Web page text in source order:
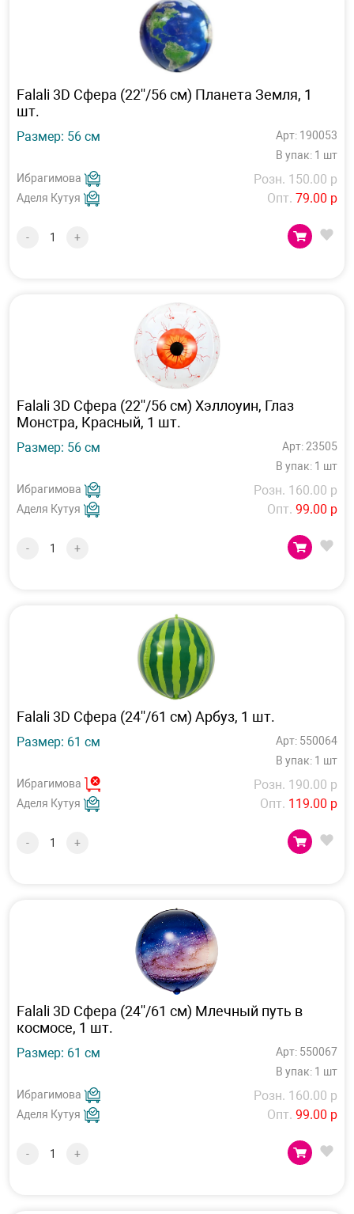
Falali 3D Сфера (22''/56 см) Планета Земля, 1
шт.
Размер: 56 см
Арт: 190053
В упак: 1 шт
Ибрагимова
Аделя Кутуя
Розн. 150.00 р
Опт. 79.00 р
- +
Falali 3D Сфера (22''/56 см) Хэллоуин, Глаз
Монстра, Красный, 1 шт.
Размер: 56 см
Арт: 23505
В упак: 1 шт
Ибрагимова
Аделя Кутуя
Розн. 160.00 р
Опт. 99.00 р
- +
Falali 3D Сфера (24''/61 см) Арбуз, 1 шт.
Размер: 61 см
Арт: 550064
В упак: 1 шт
Ибрагимова
Аделя Кутуя
Розн. 190.00 р
Опт. 119.00 р
- +
Falali 3D Сфера (24''/61 см) Млечный путь в
космосе, 1 шт.
Размер: 61 см
Арт: 550067
В упак: 1 шт
Ибрагимова
Аделя Кутуя
Розн. 160.00 р
Опт. 99.00 р
- +